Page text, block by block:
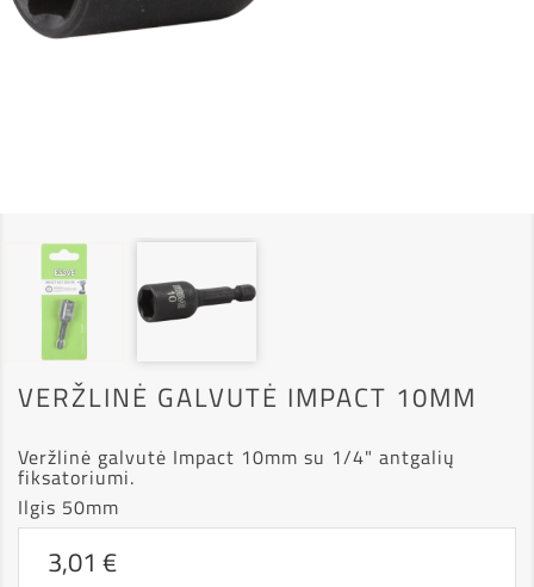
VERŽLINĖ GALVUTĖ IMPACT 10MM
Veržlinė galvutė Impact 10mm su 1/4" antgalių
fiksatoriumi.
Ilgis 50mm
3,01 €